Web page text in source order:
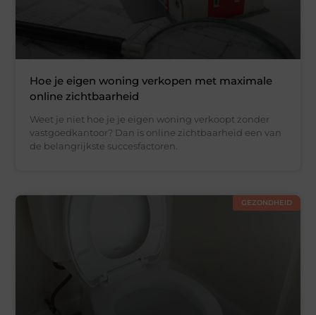
Hoe je eigen woning verkopen met maximale
online zichtbaarheid
Weet je niet hoe je je eigen woning verkoopt zonder
vastgoedkantoor? Dan is online zichtbaarheid een van
de belangrijkste succesfactoren.
GEZONDHEID